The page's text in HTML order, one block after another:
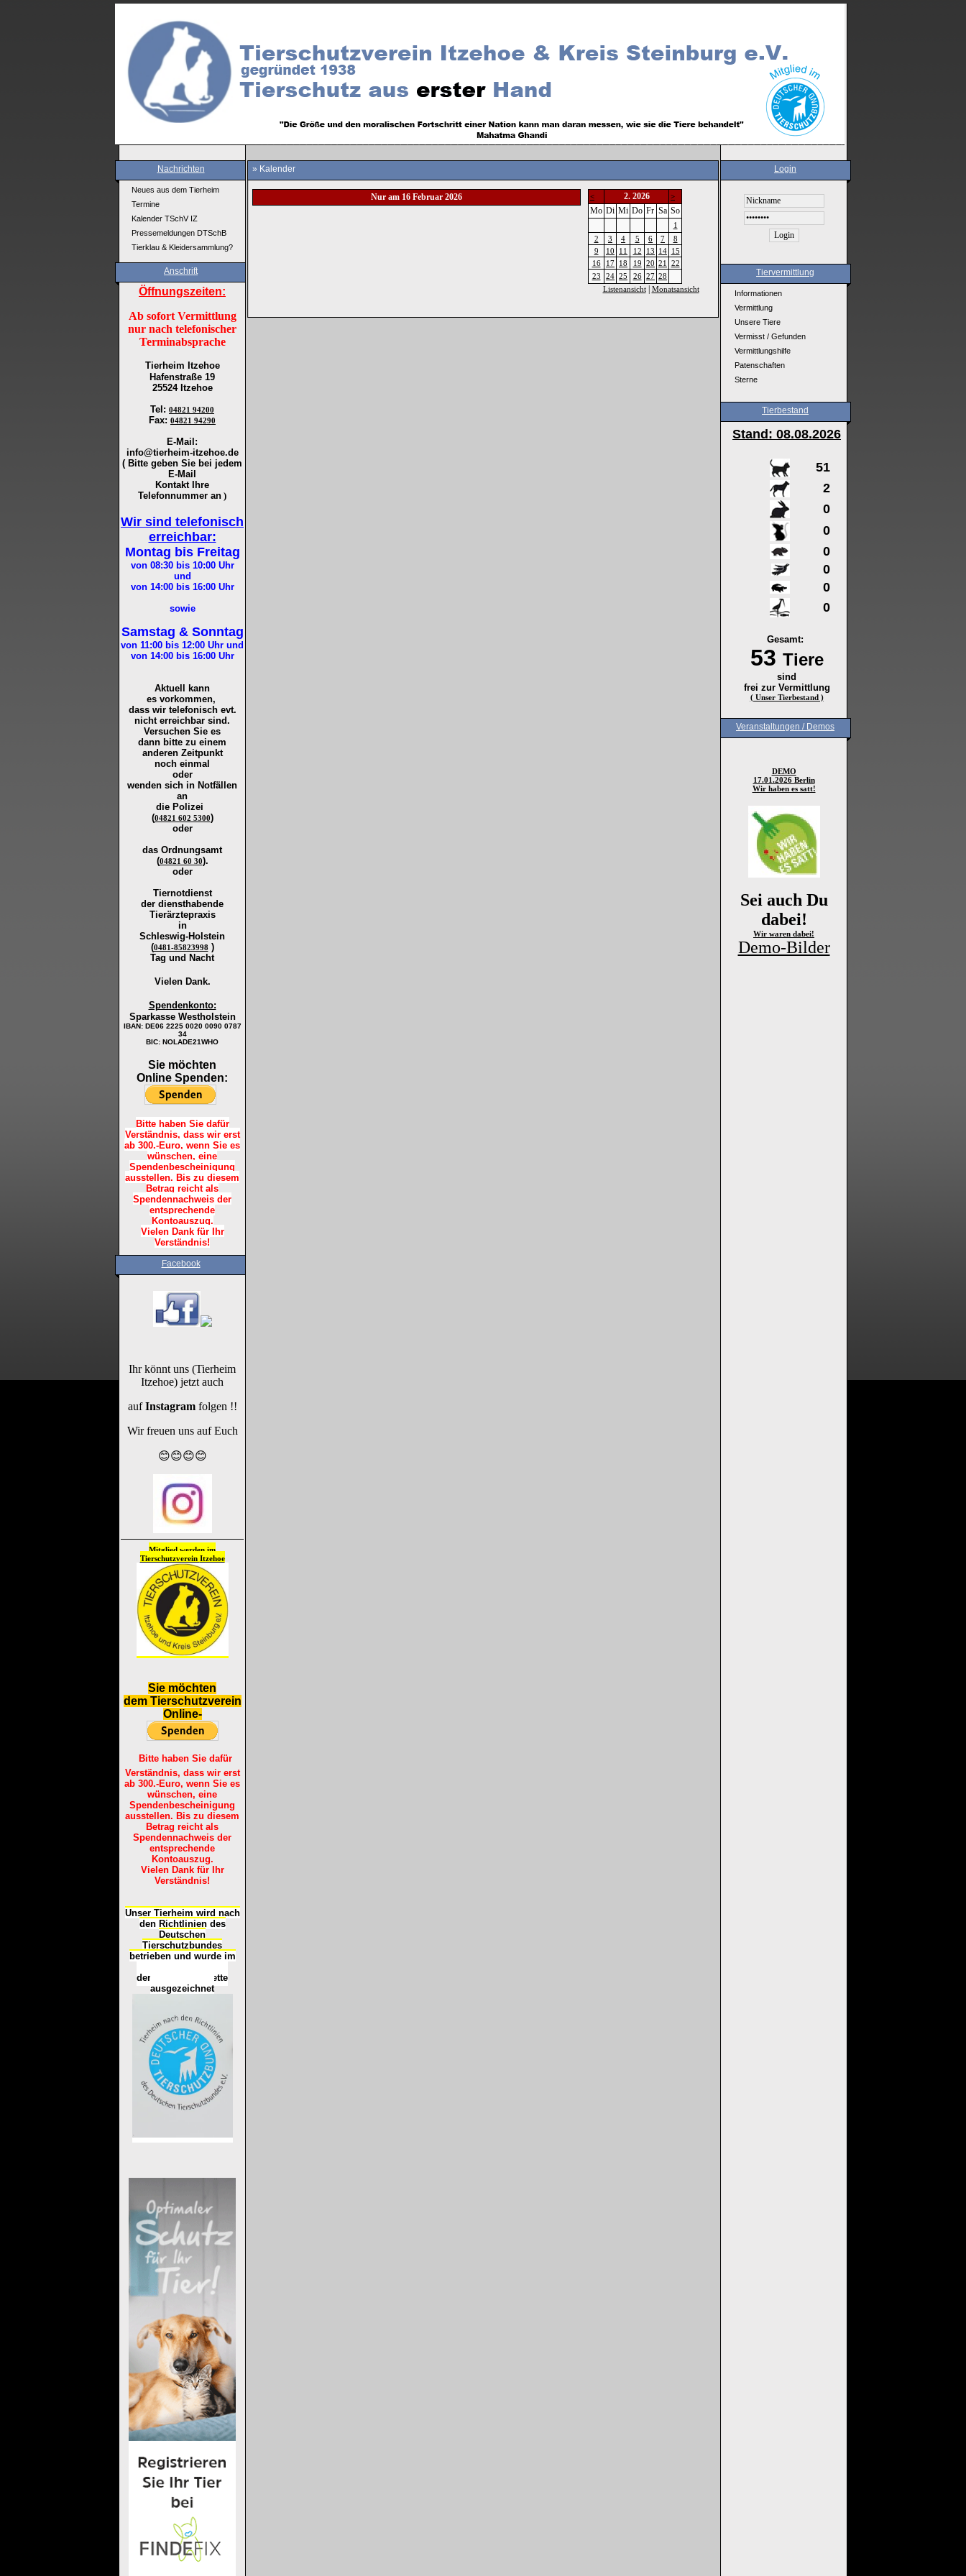
Nachrichten
Neues aus dem Tierheim
Termine
Kalender TSchV IZ
Pressemeldungen DTSchB
Tierklau & Kleidersammlung?
Anschrift
Öffnungszeiten:
Ab sofort Vermittlung
nur nach telefonischer
Terminabsprache
Tierheim Itzehoe
Hafenstraße 19
25524 Itzehoe
Tel : 04821 94200
Fax: 04821 94290
E-Mail:
info@tierheim-itzehoe.de
( Bitte geben Sie bei jedem
E-Mail
Kontakt Ihre
Telefonnummer an )
Wir sind telefonisch
erreichbar:
Montag bis Freitag
von 08:30 bis 10:00Uhr
und
von 14:00 bis 16:00Uhr
sowie
Samstag & Sonntag
von 11:00 bis 12:00 Uhr und
von 14:00 bis 16:00Uhr
Aktuell kann
es vorkommen,
dass wir telefonisch evt.
nicht erreichbar sind.
Versuchen Sie es
dann bitte zu einem
anderen Zeitpunkt
noch einmal
oder
wenden sich in Notfällen
an
die Polizei
(04821 602 5300)
oder
das Ordnungsamt
(04821 60 30).
oder
Tiernotdienst
der diensthabende
Tierärztepraxis
in
Schleswig-Holstein
(0481-85823998 )
Tag und Nacht
Vielen Dank.
Spendenkonto:
Sparkasse Westholstein
IBAN: DE06 2225 0020 0090 0787
34
BIC: NOLADE21WHO
Sie möchten
Online Spenden:
Bitte haben Sie dafür
Verständnis, dass wir erst
ab 300.-Euro, wenn Sie es
wünschen, eine
Spendenbescheinigung
ausstellen. Bis zu diesem
Betrag reicht als
Spendennachweis der
entsprechende
Kontoauszug.
Vielen Dank für Ihr
Verständnis!
Facebook
Ihr könnt uns (Tierheim
Itzehoe) jetzt auch
aufInstagramfolgen !!
Wir freuen uns auf Euch
😊😊😊😊
Mitglied werden im
Tierschutzverein Itzehoe
Sie möchten
dem Tierschutzverein
Online-
Bitte haben Sie dafür
Verständnis, dass wir erst
ab 300.-Euro, wenn Sie es
wünschen, eine
Spendenbescheinigung
ausstellen. Bis zu diesem
Betrag reicht als
Spendennachweis der
entsprechende
Kontoauszug.
Vielen Dank für Ihr
Verständnis!
Unser Tierheim wird nach
den Richtlinien des
Deutschen
Tierschutzbundes
betrieben und wurde im
der
Tierheimplakette
ausgezeichnet
» Kalender
Nur am 16 Februar 2026 < 2. 2026 >
Mo Di Mi Do Fr Sa So
1
2
3 4 5 6 7
8
9
10 11 12 13 14 15
16
17 18 19 20 21
22
23
24 25 26 27 28
Listenansicht| Monatsansicht
Login
Tiervermittlung
Informationen
Vermittlung
Unsere Tiere
Vermisst / Gefunden
Vermittlungshilfe
Patenschaften
Sterne
Tierbestand
Stand: 08.08.2026
51
2
0
0
0
0
0
0
Gesamt:
53 Tiere
sind
frei zur Vermittlung
( Unser Tierbestand )
Veranstaltungen / Demos
DEMO
17.01.2026 Berlin
Wir haben es satt!
Sei auch Du
dabei!
Wir waren dabei!
Demo-Bilder